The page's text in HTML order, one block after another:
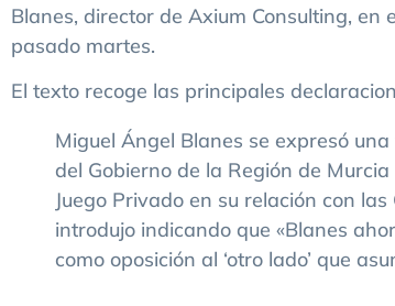
Blanes, director de Axium Consulting, en
pasado martes.
El texto recoge las principales
Miguel Ángel Blanes se expresó
del Gobierno de la Región de
Juego Privado en su relación con
introdujo indicando que «Blanes
como oposición al ‘otro lado’ que